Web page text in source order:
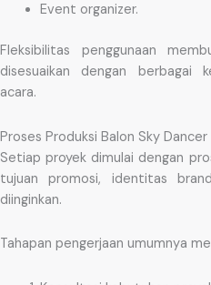
Event organizer.
Fleksibilitas penggunaan
disesuaikan dengan berbagai
acara.
Proses Produksi Balon Sky Dancer
Setiap proyek dimulai dengan
tujuan promosi, identitas
diinginkan.
Tahapan pengerjaan umumnya